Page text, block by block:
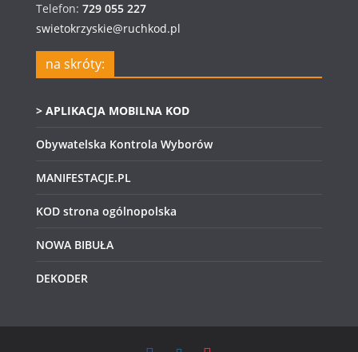
Telefon: 729 055 227
swietokrzyskie@ruchkod.pl
na skróty:
> APLIKACJA MOBILNA KOD
Obywatelska Kontrola Wyborów
MANIFESTACJE.PL
KOD strona ogólnopolska
NOWA BIBUŁA
DEKODER